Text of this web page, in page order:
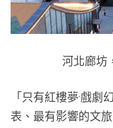
河北廊坊
「只有紅樓夢·戲
表、最有影響的文